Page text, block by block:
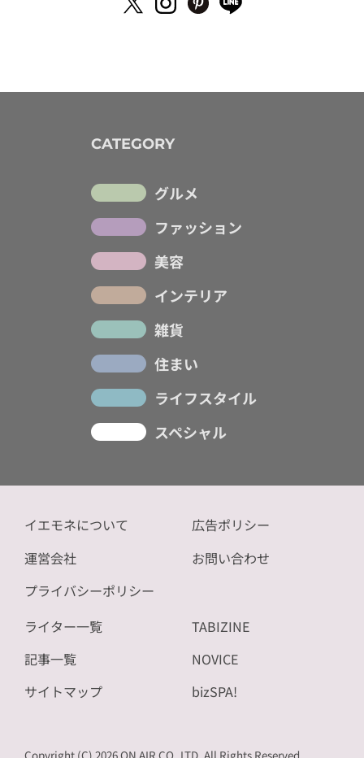
CATEGORY
グルメ
ファッション
美容
インテリア
雑貨
住まい
ライフスタイル
スペシャル
イエモネについて
運営会社
プライバシーポリシー
広告ポリシー
お問い合わせ
ライター一覧
記事一覧
サイトマップ
TABIZINE
NOVICE
bizSPA!